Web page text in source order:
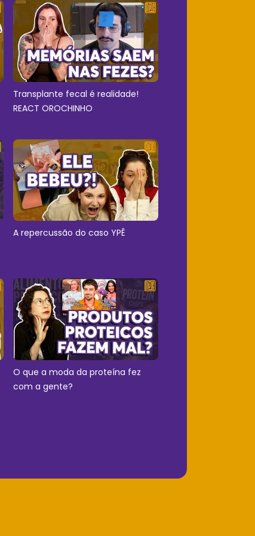
Transplante fecal é realidade!
REACT OROCHINHO
A repercussão do caso YPÊ
O que a moda da proteína fez
com a gente?